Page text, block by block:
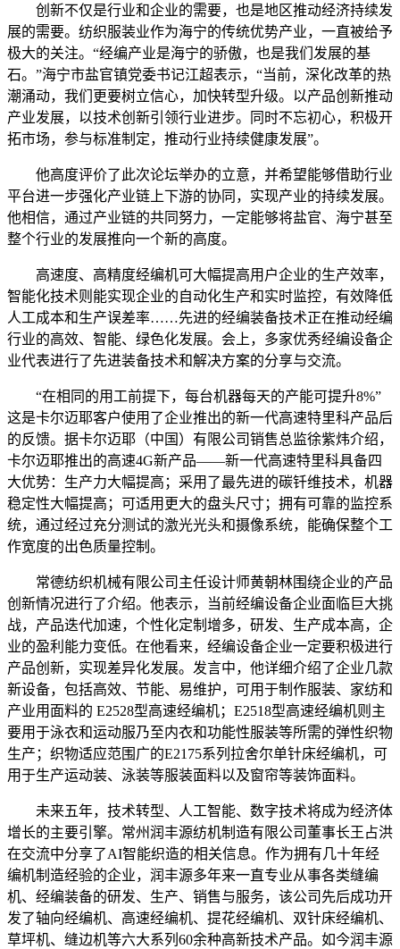
创新不仅是行业和企业的需要，也是地区推动经济持续发
展的需要。纺织服装业作为海宁的传统优势产业，一直被给予
极大的关注。“经编产业是海宁的骄傲，也是我们发展的基
石。”海宁市盐官镇党委书记江超表示，“当前，深化改革的热
潮涌动，我们更要树立信心，加快转型升级。以产品创新推动
产业发展，以技术创新引领行业进步。同时不忘初心，积极开
拓市场，参与标准制定，推动行业持续健康发展”。
他高度评价了此次论坛举办的立意，并希望能够借助行业
平台进一步强化产业链上下游的协同，实现产业的持续发展。
他相信，通过产业链的共同努力，一定能够将盐官、海宁甚至
整个行业的发展推向一个新的高度。
高速度、高精度经编机可大幅提高用户企业的生产效率，
智能化技术则能实现企业的自动化生产和实时监控，有效降低
人工成本和生产误差率……先进的经编装备技术正在推动经编
行业的高效、智能、绿色化发展。会上，多家优秀经编设备企
业代表进行了先进装备技术和解决方案的分享与交流。
“在相同的用工前提下，每台机器每天的产能可提升8%”
这是卡尔迈耶客户使用了企业推出的新一代高速特里科产品后
的反馈。据卡尔迈耶（中国）有限公司销售总监徐紫炜介绍，
卡尔迈耶推出的高速4G新产品——新一代高速特里科具备四
大优势：生产力大幅提高；采用了最先进的碳钎维技术，机器
稳定性大幅提高；可适用更大的盘头尺寸；拥有可靠的监控系
统，通过经过充分测试的激光光头和摄像系统，能确保整个工
作宽度的出色质量控制。
常德纺织机械有限公司主任设计师黄朝林围绕企业的产品
创新情况进行了介绍。他表示，当前经编设备企业面临巨大挑
战，产品迭代加速，个性化定制增多，研发、生产成本高，企
业的盈利能力变低。在他看来，经编设备企业一定要积极进行
产品创新，实现差异化发展。发言中，他详细介绍了企业几款
新设备，包括高效、节能、易维护，可用于制作服装、家纺和
产业用面料的 E2528型高速经编机；E2518型高速经编机则主
要用于泳衣和运动服乃至内衣和功能性服装等所需的弹性织物
生产；织物适应范围广的E2175系列拉舍尔单针床经编机，可
用于生产运动装、泳装等服装面料以及窗帘等装饰面料。
未来五年，技术转型、人工智能、数字技术将成为经济体
增长的主要引擎。常州润丰源纺机制造有限公司董事长王占洪
在交流中分享了AI智能织造的相关信息。作为拥有几十年经
编机制造经验的企业，润丰源多年来一直专业从事各类缝编
机、经编装备的研发、生产、销售与服务，该公司先后成功开
发了轴向经编机、高速经编机、提花经编机、双针床经编机、
草坪机、缝边机等六大系列60余种高新技术产品。如今润丰源